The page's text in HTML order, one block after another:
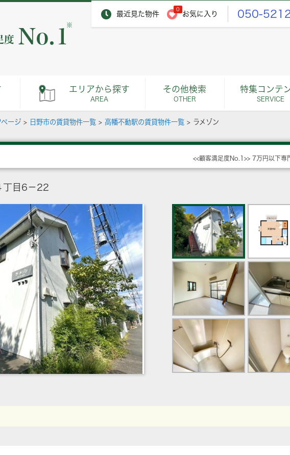
最近見た物件
0
お気に入り 050-
※
エリアから探す
AREA
その他検索
OTHER
特集コンテ
SERVICE
ージ > 日野市の賃貸物件一覧 > 高幡不動駅の賃貸物件一覧 > ラメゾン
<<顧客満足度No.1>> 7万円以下専
丁目6－22